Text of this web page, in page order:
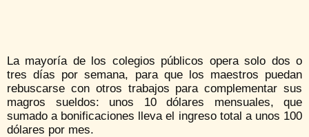
La mayoría de los colegios públicos opera solo dos o
tres días por semana, para que los maestros puedan
rebuscarse con otros trabajos para complementar sus
magros sueldos: unos 10 dólares mensuales, que
sumado a bonificaciones lleva el ingreso total a unos 100
dólares por mes.